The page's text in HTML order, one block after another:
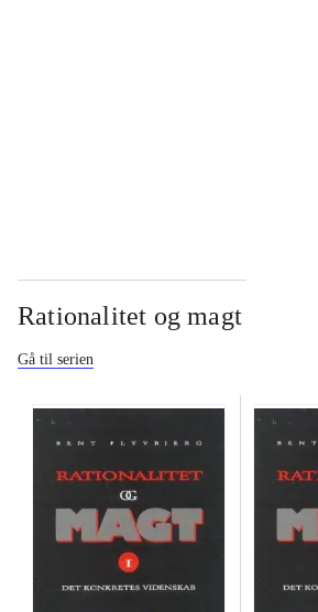
Rationalitet og magt
Gå til serien